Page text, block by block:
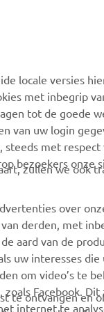
MyYamaha
Yamaha Music
Yamaha Racing
Yamaha Motor
locale versies
met inbegrip
tot de goede
van uw login
met
bezoekers onze
zullen we ook
over
derden, met
aard van de
uw interesses
om video’s te
Facebook.
internet te
te ontvangen en